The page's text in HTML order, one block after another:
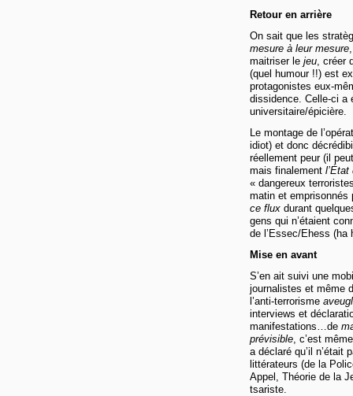
Retour en arrière
On sait que les
mesure à leur mesure
maitriser le jeu , créer
(quel humour !!) est
protagonistes eux-
dissidence. Celle-ci a
universitaire/épicière.
Le montage de
idiot) et donc
réellement peur (il
mais finalement l’État
« dangereux
matin et emprisonnés
ce flux durant
gens qui n’étaient
de l’Essec/Ehess (ha
Mise en avant
S’en ait suivi une
journalistes et même
l’anti-terrorisme
interviews et
manifestations…de
prévisible , c’est
a déclaré qu’il n’était
littérateurs (de la
Appel, Théorie de la
tsariste.